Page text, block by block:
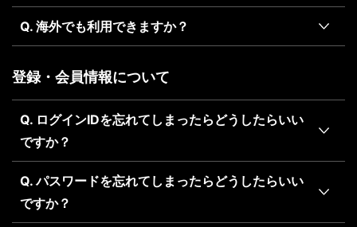
Q. 海外でも利用できますか？
登録・会員情報について
Q. ログインIDを忘れてしまったらどうしたらいい
ですか？
Q. パスワードを忘れてしまったらどうしたらいい
ですか？